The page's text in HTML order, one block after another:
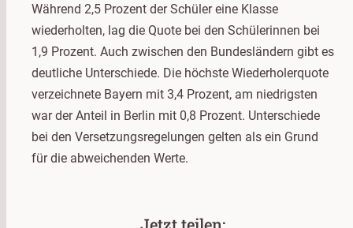
Während 2,5 Prozent der Schüler eine Klasse
wiederholten, lag die Quote bei den Schülerinnen bei
1,9 Prozent. Auch zwischen den Bundesländern gibt es
deutliche Unterschiede. Die höchste Wiederholerquote
verzeichnete Bayern mit 3,4 Prozent, am niedrigsten
war der Anteil in Berlin mit 0,8 Prozent. Unterschiede
bei den Versetzungsregelungen gelten als ein Grund
für die abweichenden Werte.